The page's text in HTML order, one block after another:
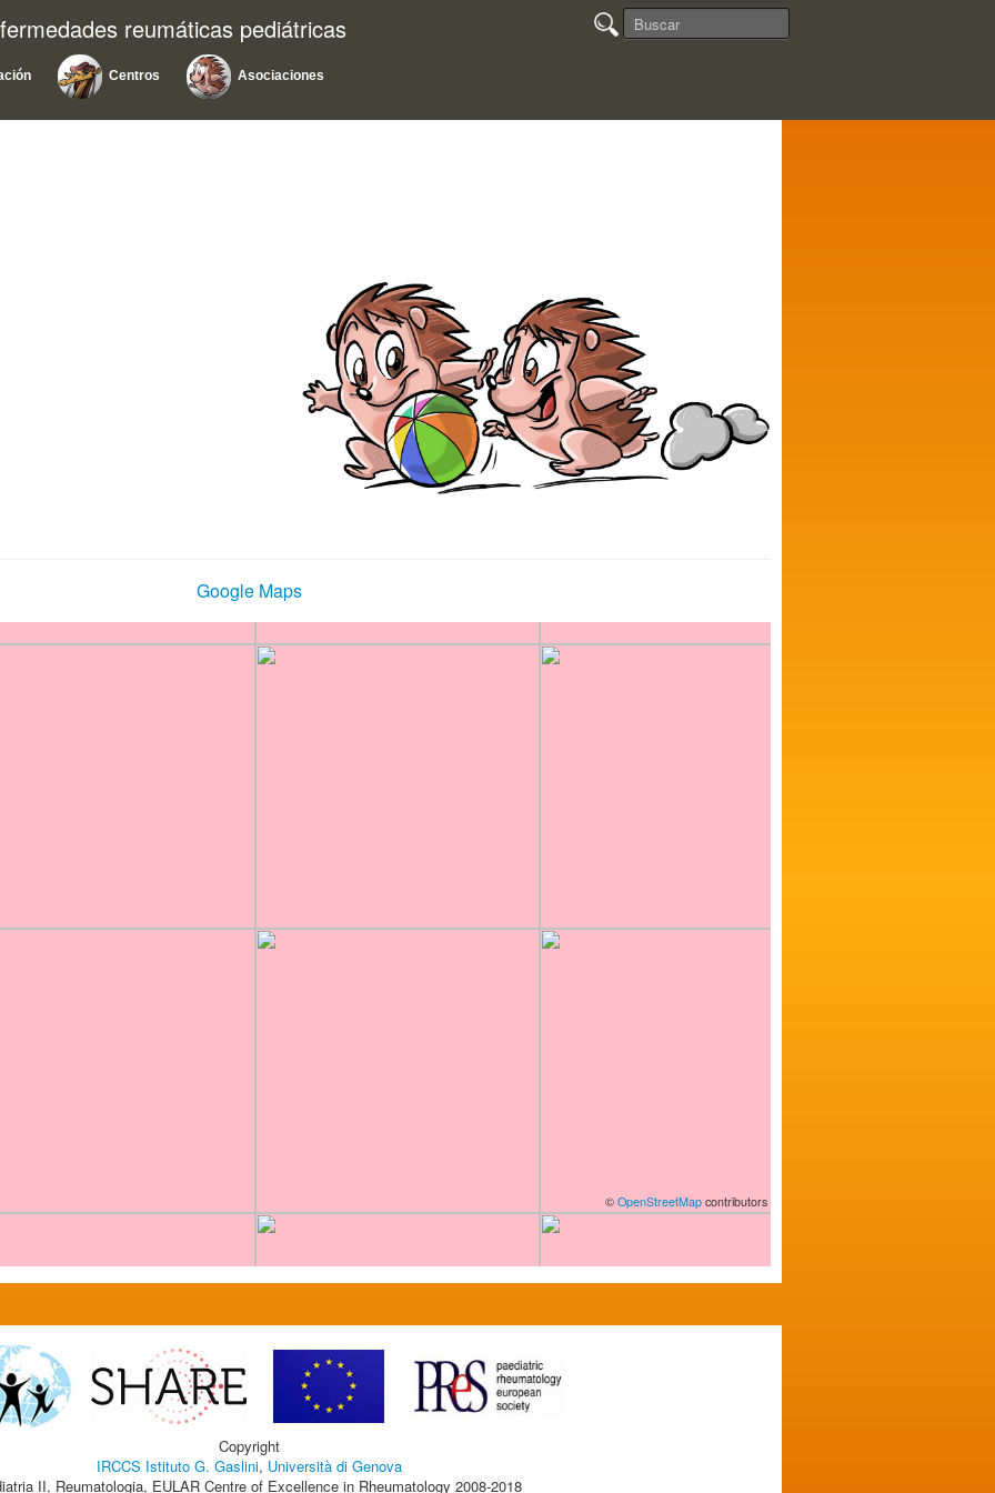
reumáticas pediátricas
Centros Asociaciones
Google Maps
© OpenStreetMap contributors
Copyright
IRCCS Istituto G. Gaslini, Università di Genova
II, Reumatologia, EULAR Centre of Excellence in Rheumatology 2008-2018